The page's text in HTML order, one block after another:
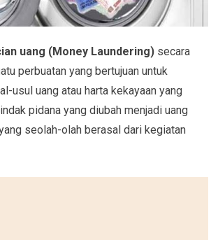
uang (Money Laundering) secara
perbuatan yang bertujuan untuk
usul uang atau harta kekayaan yang
pidana yang diubah menjadi uang
seolah-olah berasal dari kegiatan